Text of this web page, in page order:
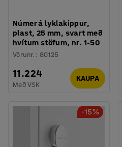
Númer á lyklakippur,
plast, 25 mm, svart með
hvítum stöfum, nr. 1-50
Vörunr. : 80125
11.224
Með VSK
KAUPA
-15%